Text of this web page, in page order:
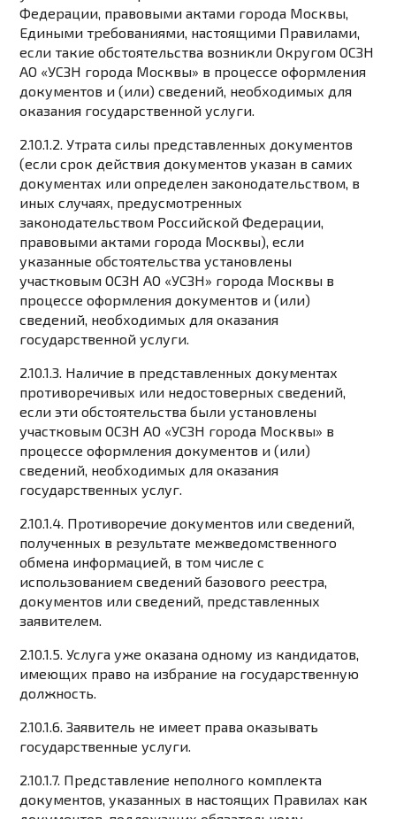
Федерации, правовыми актами города Москвы,
Едиными требованиями, настоящими Правилами,
если такие обстоятельства возникли Округом ОСЗН
АО «УСЗН города Москвы» в процессе оформления
документов и (или) сведений, необходимых для
оказания государственной услуги.
2.10.1.2. Утрата силы представленных документов
(если срок действия документов указан в самих
документах или определен законодательством, в
иных случаях, предусмотренных
законодательством Российской Федерации,
правовыми актами города Москвы), если
указанные обстоятельства установлены
участковым ОСЗН АО «УСЗН» города Москвы в
процессе оформления документов и (или)
сведений, необходимых для оказания
государственной услуги.
2.10.1.3. Наличие в представленных документах
противоречивых или недостоверных сведений,
если эти обстоятельства были установлены
участковым ОСЗН АО «УСЗН города Москвы» в
процессе оформления документов и (или)
сведений, необходимых для оказания
государственных услуг.
2.10.1.4. Противоречие документов или сведений,
полученных в результате межведомственного
обмена информацией, в том числе с
использованием сведений базового реестра,
документов или сведений, представленных
заявителем.
2.10.1.5. Услуга уже оказана одному из кандидатов,
имеющих право на избрание на государственную
должность.
2.10.1.6. Заявитель не имеет права оказывать
государственные услуги.
2.10.1.7. Представление неполного комплекта
документов, указанных в настоящих Правилах как